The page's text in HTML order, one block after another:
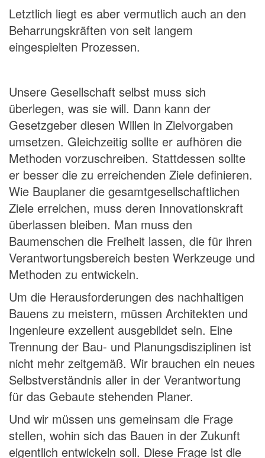
Letztlich liegt es aber vermutlich auch an den
Beharrungskräften von seit langem
eingespielten Prozessen.
Unsere Gesellschaft selbst muss sich
überlegen, was sie will. Dann kann der
Gesetzgeber diesen Willen in Zielvorgaben
umsetzen. Gleichzeitig sollte er aufhören die
Methoden vorzuschreiben. Stattdessen sollte
er besser die zu erreichenden Ziele definieren.
Wie Bauplaner die gesamtgesellschaftlichen
Ziele erreichen, muss deren Innovationskraft
überlassen bleiben. Man muss den
Baumenschen die Freiheit lassen, die für ihren
Verantwortungsbereich besten Werkzeuge und
Methoden zu entwickeln.
Um die Herausforderungen des nachhaltigen
Bauens zu meistern, müssen Architekten und
Ingenieure exzellent ausgebildet sein. Eine
Trennung der Bau- und Planungsdisziplinen ist
nicht mehr zeitgemäß. Wir brauchen ein neues
Selbstverständnis aller in der Verantwortung
für das Gebaute stehenden Planer.
Und wir müssen uns gemeinsam die Frage
stellen, wohin sich das Bauen in der Zukunft
eigentlich entwickeln soll. Diese Frage ist die